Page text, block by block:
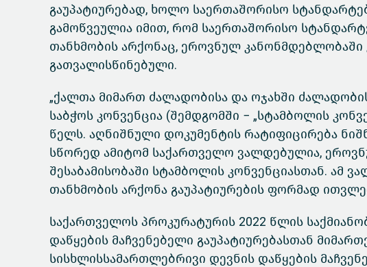
გაუპატიურებად, ხოლო საერთაშორისო
გამოწვეულია იმით, რომ საერთაშორისო
თანხმობის არქონაც, ეროვნულ
გათვალისწინებული.
„ქალთა მიმართ ძალადობისა და ოჯახში
საბჭოს კონვენცია (შემდგომში − „სტამბოლის
წელს. აღნიშნული დოკუმენტის რატიფიცირება
სწორედ ამიტომ საქართველო ვალდებულია,
შესაბამისობაში სტამბოლის კონვენციასთან. ამ
თანხმობის არქონა გაუპატიურების ფორმად
საქართველოს პროკურატურის 2022 წლის
დაწყების მაჩვენებელი გაუპატიურებასთან
სისხლისსამართლებრივი დევნის დაწყების